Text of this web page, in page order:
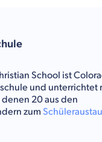
School ist
und unterrichtet
20 aus den
zum